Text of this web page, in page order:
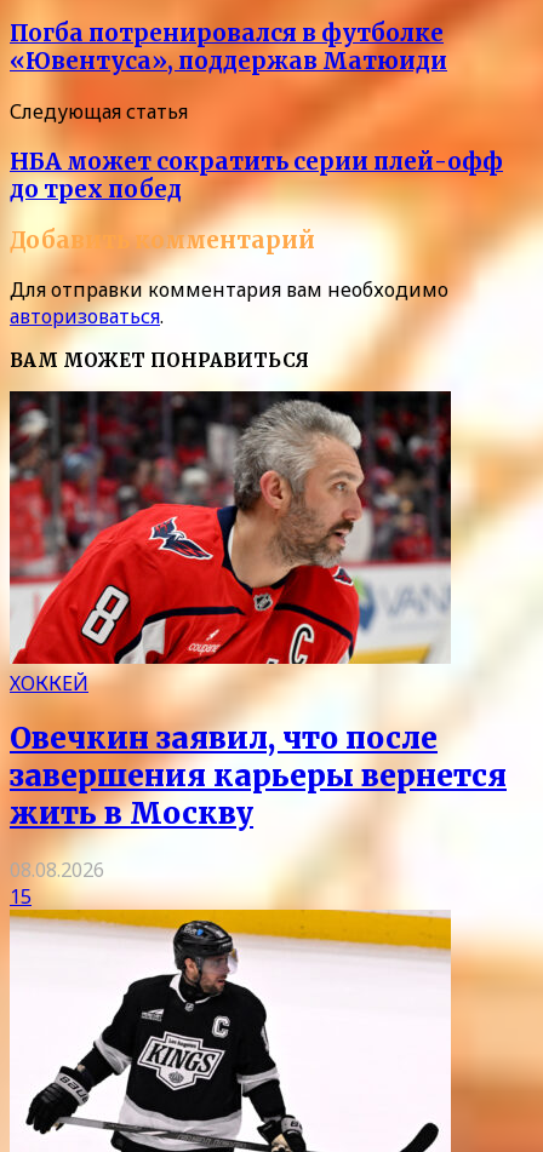
Погба потренировался в футболке
«Ювентуса», поддержав Матюиди
Следующая статья
НБА может сократить серии плей-офф
до трех побед
Добавить комментарий
Для отправки комментария вам необходимо
авторизоваться.
ВАМ МОЖЕТ ПОНРАВИТЬСЯ
ХОККЕЙ
Овечкин заявил, что после
завершения карьеры вернется
жить в Москву
08.08.2026
15